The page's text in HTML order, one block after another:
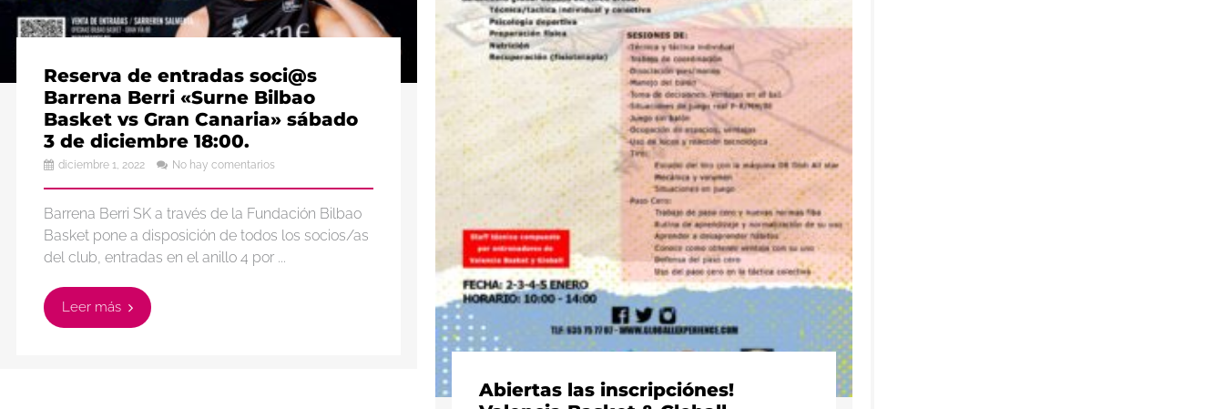
Abiertas las inscripciónes!
Reserva de entradas soci@s
Barrena Berri «Surne Bilbao
Basket vs Gran Canaria» sábado
3 de diciembre 18:00.
diciembre 1, 2022 No hay comentarios
Barrena Berri SK a través de la Fundación Bilbao
Basket pone a disposición de todos los socios/as
del club, entradas en el anillo 4 por ...
Leer más